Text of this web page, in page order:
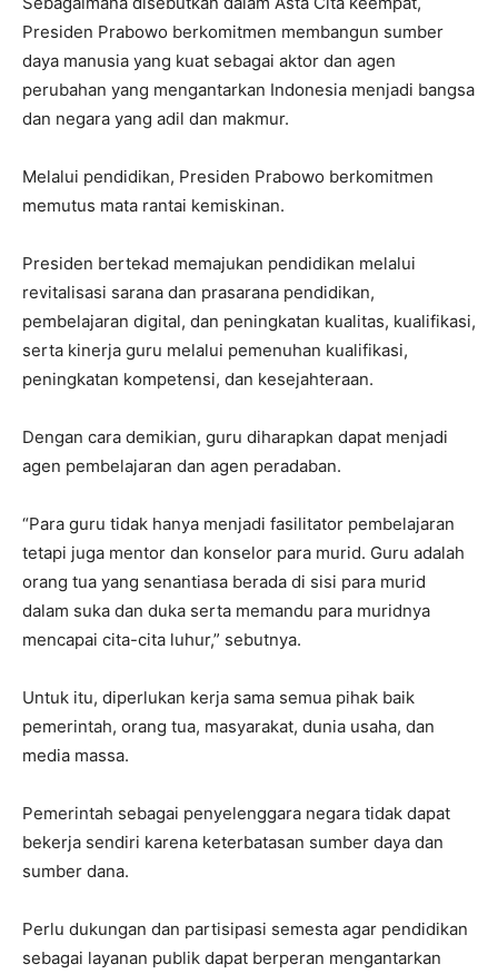
Presiden Prabowo berkomitmen membangun sumber
daya manusia yang kuat sebagai aktor dan agen
perubahan yang mengantarkan Indonesia menjadi bangsa
dan negara yang adil dan makmur.
Melalui pendidikan, Presiden Prabowo berkomitmen
memutus mata rantai kemiskinan.
Presiden bertekad memajukan pendidikan melalui
revitalisasi sarana dan prasarana pendidikan,
pembelajaran digital, dan peningkatan kualitas, kualifikasi,
serta kinerja guru melalui pemenuhan kualifikasi,
peningkatan kompetensi, dan kesejahteraan.
Dengan cara demikian, guru diharapkan dapat menjadi
agen pembelajaran dan agen peradaban.
“Para guru tidak hanya menjadi fasilitator pembelajaran
tetapi juga mentor dan konselor para murid. Guru adalah
orang tua yang senantiasa berada di sisi para murid
dalam suka dan duka serta memandu para muridnya
mencapai cita-cita luhur,” sebutnya.
Untuk itu, diperlukan kerja sama semua pihak baik
pemerintah, orang tua, masyarakat, dunia usaha, dan
media massa.
Pemerintah sebagai penyelenggara negara tidak dapat
bekerja sendiri karena keterbatasan sumber daya dan
sumber dana.
Perlu dukungan dan partisipasi semesta agar pendidikan
sebagai layanan publik dapat berperan mengantarkan